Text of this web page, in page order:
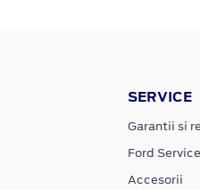
SERVICE
Garantii si
Ford
Accesorii